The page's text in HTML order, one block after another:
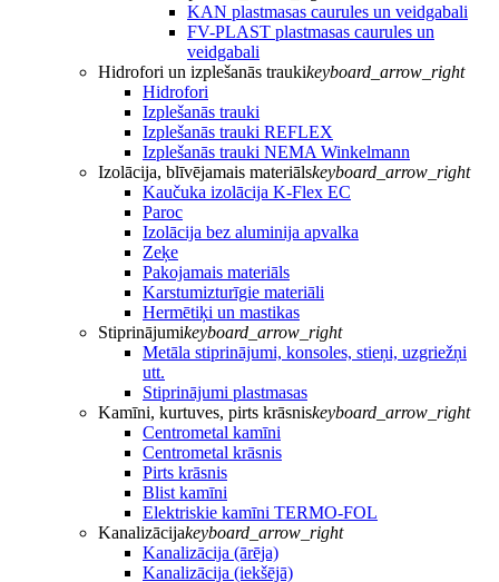
KAN plastmasas caurules un veidgabali
FV-PLAST plastmasas caurules un
veidgabali
Hidrofori un izplešanās traukikeyboard_arrow_right
Hidrofori
Izplešanās trauki
Izplešanās trauki REFLEX
Izplešanās trauki NEMA Winkelmann
Izolācija, blīvējamais materiālskeyboard_arrow_right
Kaučuka izolācija K-Flex EC
Paroc
Izolācija bez aluminija apvalka
Zeķe
Pakojamais materiāls
Karstumizturīgie materiāli
Hermētiķi un mastikas
Stiprinājumikeyboard_arrow_right
Metāla stiprinājumi, konsoles, stieņi, uzgriežņi
utt.
Stiprinājumi plastmasas
Kamīni, kurtuves, pirts krāsniskeyboard_arrow_right
Centrometal kamīni
Centrometal krāsnis
Pirts krāsnis
Blist kamīni
Elektriskie kamīni TERMO-FOL
Kanalizācijakeyboard_arrow_right
Kanalizācija (ārēja)
Kanalizācija (iekšējā)